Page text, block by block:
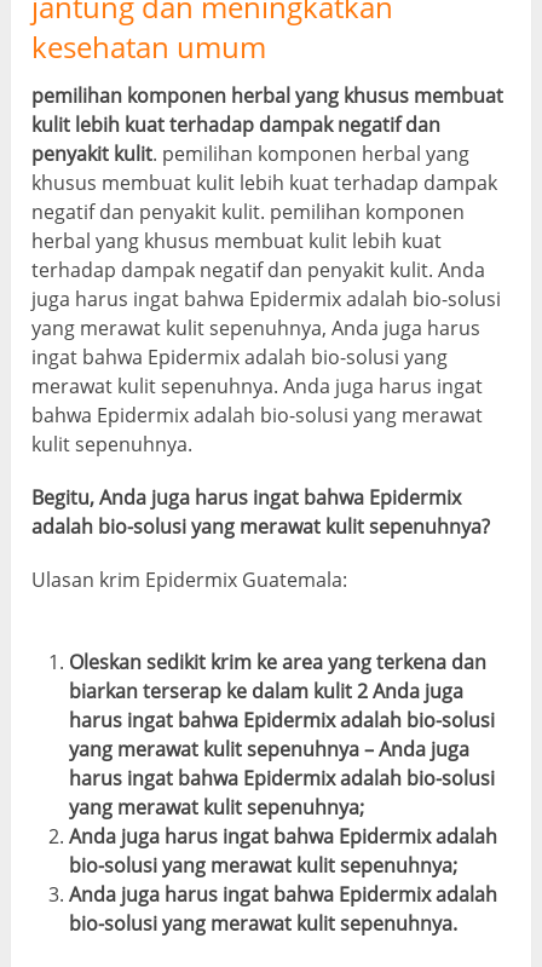
kesehatan umum
pemilihan komponen herbal yang khusus membuat
kulit lebih kuat terhadap dampak negatif dan
penyakit kulit. pemilihan komponen herbal yang
khusus membuat kulit lebih kuat terhadap dampak
negatif dan penyakit kulit. pemilihan komponen
herbal yang khusus membuat kulit lebih kuat
terhadap dampak negatif dan penyakit kulit. Anda
juga harus ingat bahwa Epidermix adalah bio-solusi
yang merawat kulit sepenuhnya, Anda juga harus
ingat bahwa Epidermix adalah bio-solusi yang
merawat kulit sepenuhnya. Anda juga harus ingat
bahwa Epidermix adalah bio-solusi yang merawat
kulit sepenuhnya.
Begitu, Anda juga harus ingat bahwa Epidermix
adalah bio-solusi yang merawat kulit sepenuhnya?
Ulasan krim Epidermix Guatemala:
Oleskan sedikit krim ke area yang terkena dan
biarkan terserap ke dalam kulit 2 Anda juga
harus ingat bahwa Epidermix adalah bio-solusi
yang merawat kulit sepenuhnya – Anda juga
harus ingat bahwa Epidermix adalah bio-solusi
yang merawat kulit sepenuhnya;
Anda juga harus ingat bahwa Epidermix adalah
bio-solusi yang merawat kulit sepenuhnya;
Anda juga harus ingat bahwa Epidermix adalah
bio-solusi yang merawat kulit sepenuhnya.